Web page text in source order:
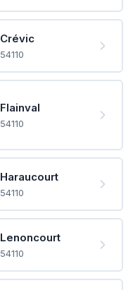
Crévic
54110
Flainval
54110
Haraucourt
54110
Lenoncourt
54110